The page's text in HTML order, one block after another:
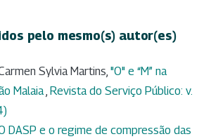
pelo mesmo(s) autor(es)
Sylvia Martins, "O" e “M” na
Malaia, Revista do Serviço Público: v.
DASP e o regime de compressão das